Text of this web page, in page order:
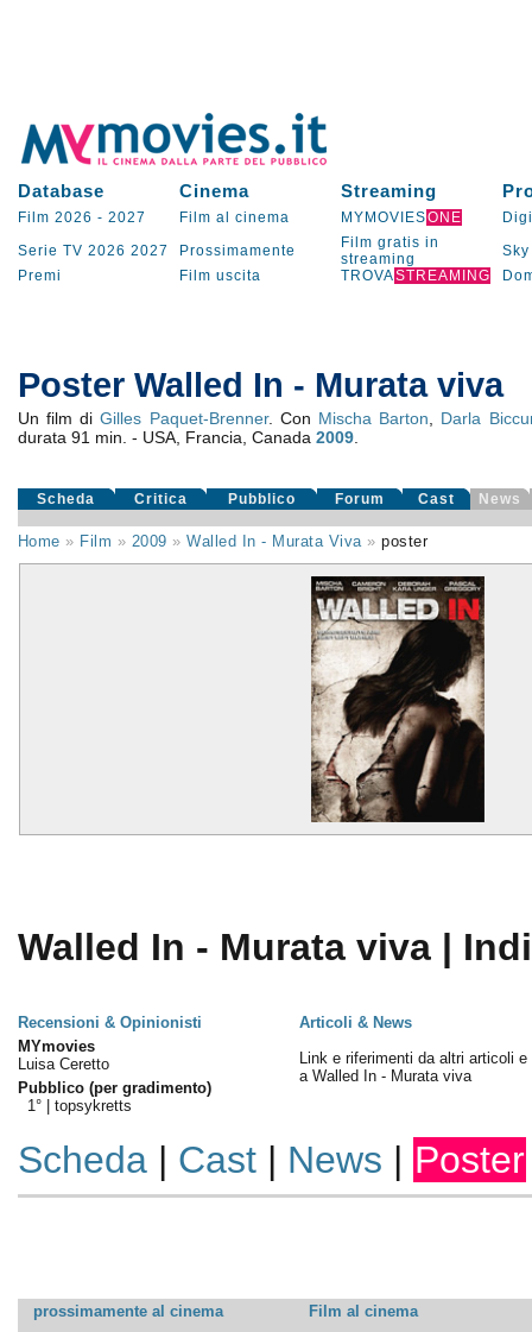
Database Cinema Streaming
Film 2026 - 2027 Film al cinema MYMOVIESONE
Serie TV 2026 2027 Prossimamente
Film gratis in
streaming
Sky
Premi
Film uscita TROVASTREAMING
Poster Walled In - Murata viva
Un film diGilles Paquet-Brenner. Con Mischa Barton
Darla
durata 91 min. - USA, Francia, Canada 2009.
Scheda Critica Pubblico Forum Cast News
Home » Film » 2009 »Walled In - Murata Viva»poster
Walled In - Murata viva |
Recensioni & Opinionisti
Articoli & News
MYmovies
Luisa Ceretto
Pubblico (per gradimento)
1° | topsykretts
Link e riferimenti da altri articoli e
a Walled In - Murata viva
Scheda| Cast| News | Poster
prossimamente al cinema
Film al cinema